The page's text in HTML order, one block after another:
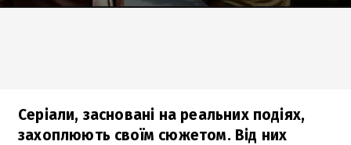
Серіали, засновані на реальних подіях,
захоплюють своїм сюжетом. Від них